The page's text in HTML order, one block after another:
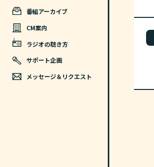
番組アーカイブ
CM案内
ラジオの聴き方
サポート企画
メッセージ＆リクエスト